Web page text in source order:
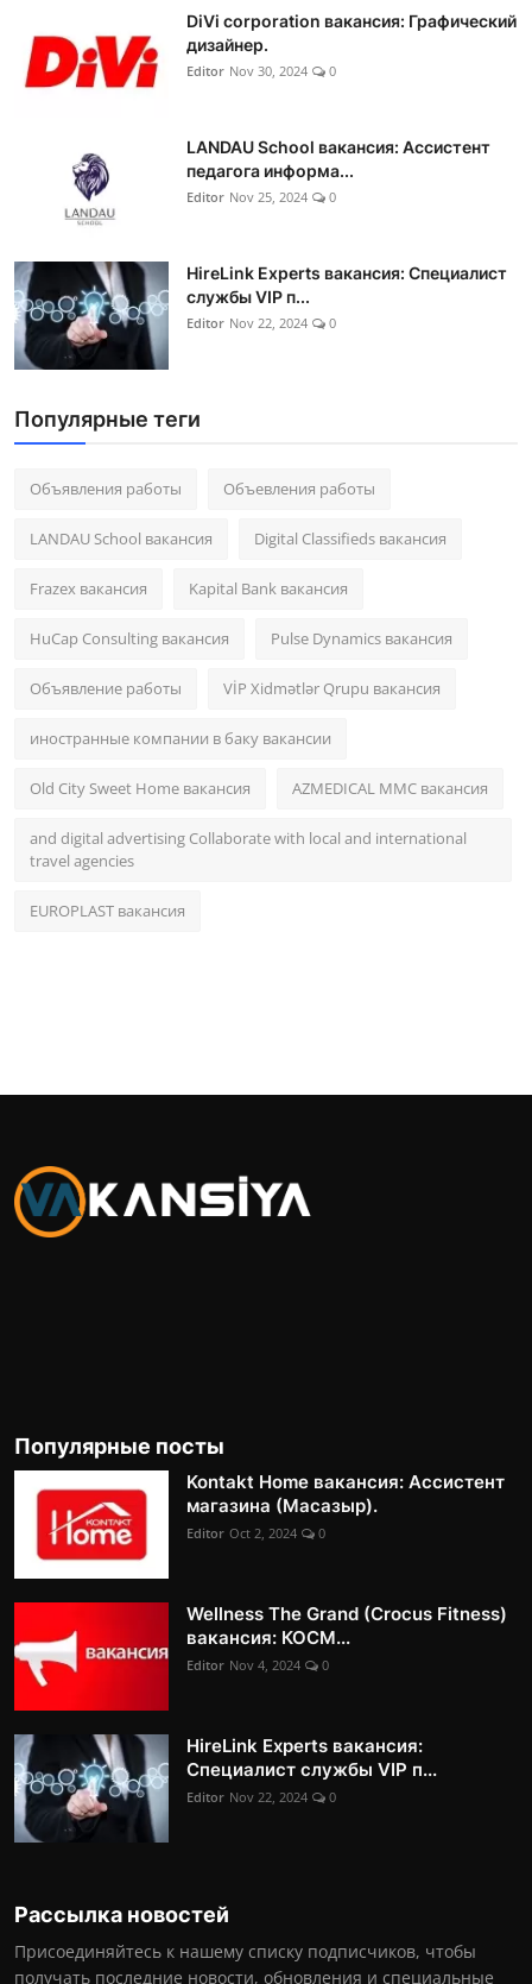
DiVi corporation вакансия: Графический
дизайнер.
Editor Nov 30, 2024 0
LANDAU School вакансия: Ассистент
педагога информа...
Editor Nov 25, 2024 0
HireLink Experts вакансия: Специалист
службы VIP п...
Editor Nov 22, 2024 0
Популярные теги
Объявления работы Объевления работы
LANDAU School вакансия Digital Classifieds вакансия
Frazex вакансия Kapital Bank вакансия
HuCap Consulting вакансия Pulse Dynamics вакансия
Объявление работы VİP Xidmətlər Qrupu вакансия
иностранные компании в баку вакансии
Old City Sweet Home вакансия AZMEDICAL MMC вакансия
and digital advertising Collaborate with local and international
travel agencies
EUROPLAST вакансия
Популярные посты
Kontakt Home вакансия: Ассистент
магазина (Масазыр).
Editor Oct 2, 2024 0
Wellness The Grand (Crocus Fitness)
вакансия: КОСМ...
Editor Nov 4, 2024 0
HireLink Experts вакансия:
Специалист службы VIP п...
Editor Nov 22, 2024 0
Рассылка новостей
Присоединяйтесь к нашему списку подписчиков, чтобы
получать последние новости, обновления и специальные